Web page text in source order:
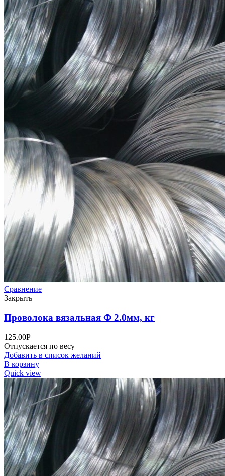
Сравнение
Закрыть
Проволока вязальная Ф 2.0мм, кг
125.00Р
Отпускается по весу
Добавить в список желаний
В корзину
Quick view